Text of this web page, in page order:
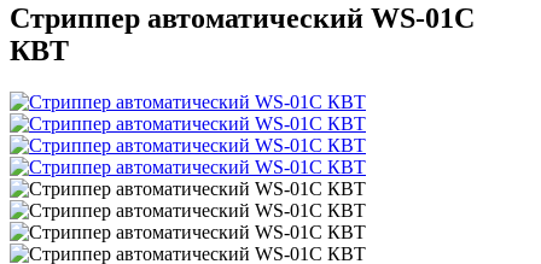
Стриппер автоматический WS-01C
КВТ